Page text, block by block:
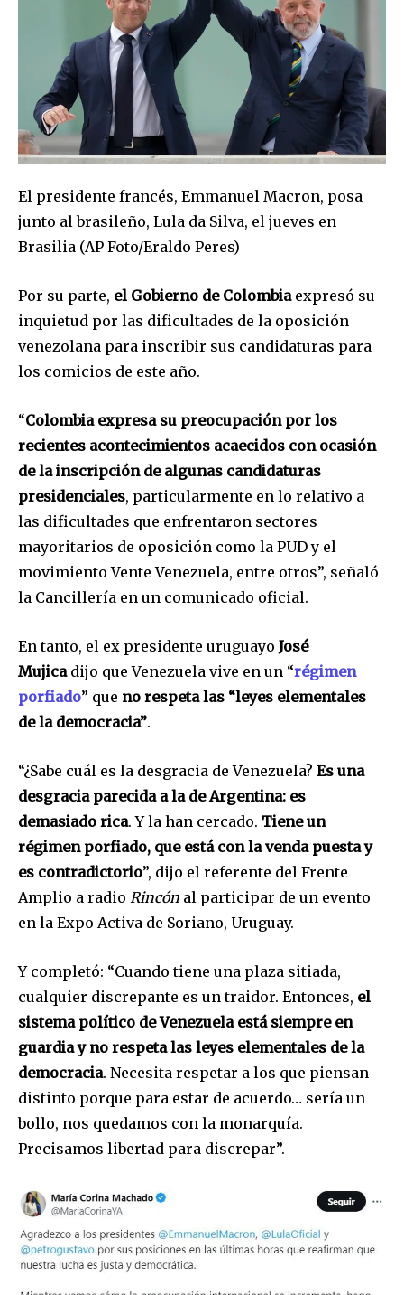
Join our community of
SUBSCRIBERS and be part of the
conversation.
To subscribe, simply enter your email address on our website
or click the subscribe button below. Don't worry, we respect
safe with us.
SUBSCRIBE
I've read and accept the
El presidente francés, Emmanuel Macron, posa
junto al brasileño, Lula da Silva, el jueves en
Brasilia (AP Foto/Eraldo Peres)
Por su parte, el Gobierno de Colombia expresó su
inquietud por las dificultades de la oposición
venezolana para inscribir sus candidaturas para
los comicios de este año.
“Colombia expresa su preocupación por los
recientes acontecimientos acaecidos con ocasión
de la inscripción de algunas candidaturas
presidenciales, particularmente en lo relativo a
las dificultades que enfrentaron sectores
mayoritarios de oposición como la PUD y el
movimiento Vente Venezuela, entre otros”, señaló
la Cancillería en un comunicado oficial.
En tanto, el ex presidente uruguayo José
Mujicadijo que Venezuela vive en un “régimen
porfiado” que no respeta las “leyes elementales
de la democracia”.
“¿Sabe cuál es la desgracia de Venezuela? Es una
desgracia parecida a la de Argentina: es
demasiado rica. Y la han cercado. Tiene un
régimen porfiado, que está con la venda puesta y
es contradictorio”, dijo el referente del Frente
Amplio a radio Rincón al participar de un evento
en la Expo Activa de Soriano, Uruguay.
Y completó: “Cuando tiene una plaza sitiada,
cualquier discrepante es un traidor. Entonces, el
sistema político de Venezuela está siempre en
guardia y no respeta las leyes elementales de la
democracia. Necesita respetar a los que piensan
distinto porque para estar de acuerdo… sería un
bollo, nos quedamos con la monarquía.
Precisamos libertad para discrepar”.